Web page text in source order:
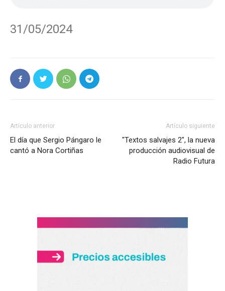
31/05/2024
Artículo anterior
El día que Sergio Pángaro le
cantó a Nora Cortiñas
Artículo siguiente
"Textos salvajes 2", la nueva
producción audiovisual de
Radio Futura